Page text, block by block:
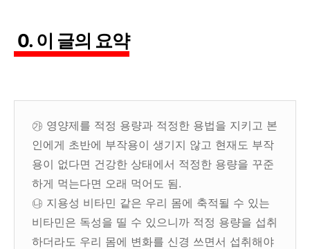
0. 이 글의 요약
㉮ 영양제를 적정 용량과 적정한 용법을 지키고 본
인에게 초반에 부작용이 생기지 않고 현재도 부작
용이 없다면 건강한 상태에서 적정한 용량을 꾸준
하게 먹는다면 오래 먹어도 됨.
㉯ 지용성 비타민 같은 우리 몸에 축적될 수 있는
비타민은 독성을 띨 수 있으니까 적정 용량을 섭취
하더라도 우리 몸에 변화를 신경 쓰면서 섭취해야